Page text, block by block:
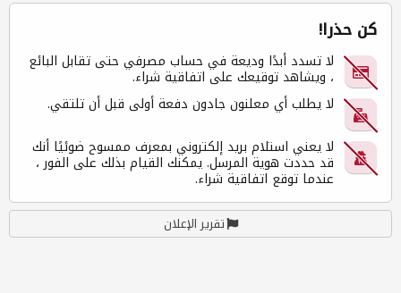
كن حذرا!
لا تسدد أبدًا وديعة في حساب مصرفي حتى تقابل البائع
، ويشاهد توقيعك على اتفاقية شراء.
لا يطلب أي معلنون جادون دفعة أولى قبل أن تلتقي.
لا يعني استلام بريد إلكتروني بمعرف ممسوح ضوئيًا أنك
قد حددت هوية المرسل. يمكنك القيام بذلك على الفور ،
عندما توقع اتفاقية شراء.
تقرير الإعلان